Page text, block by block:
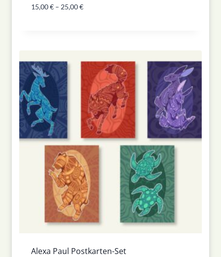
15,00€ – 25,00€
Alexa Paul Postkarten-Set